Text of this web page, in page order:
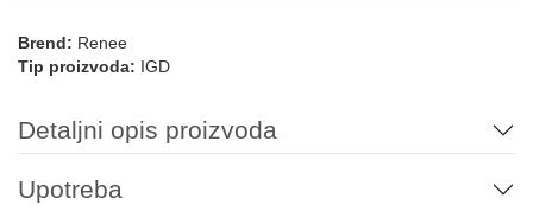
Brend: Renee
Tip proizvoda: IGD
Detaljni opis proizvoda
Upotreba